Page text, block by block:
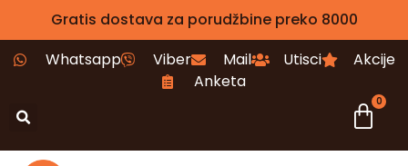
Gratis dostava za porudžbine preko 8000
Whatsapp
Viber Mail Utisci
Akcije
Anketa
0